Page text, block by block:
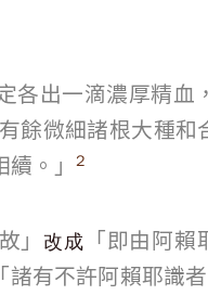
各出一滴濃厚精
餘微細諸根大種和
。」
2
」改成 「即由阿賴
「諸有不許阿賴耶識